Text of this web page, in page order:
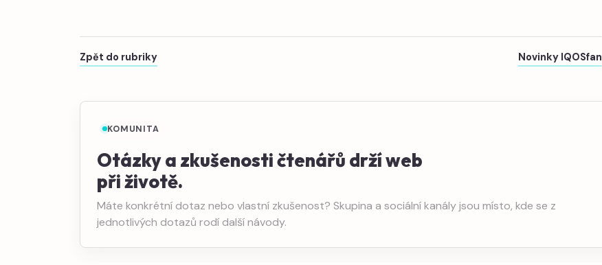
Zpět do rubriky Novinky IQOSfan
KOMUNITA
Otázky a zkušenosti čtenářů drží web
při životě.
Máte konkrétní dotaz nebo vlastní zkušenost? Skupina a sociální kanály jsou místo, kde se z
jednotlivých dotazů rodí další návody.